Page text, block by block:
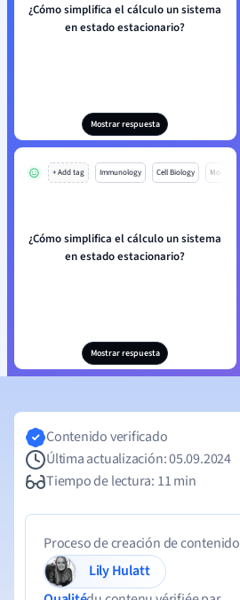
¿Cómo simplifica el cálculo un sistema
en estado estacionario?
Mostrar respuesta
+ Add tag Immunology Cell Biology Mo
¿Cómo simplifica el cálculo un sistema
en estado estacionario?
Mostrar respuesta
Contenido verificado
Última actualización: 05.09.2024
Tiempo de lectura: 11 min
Proceso de creación de
Lily Hulatt